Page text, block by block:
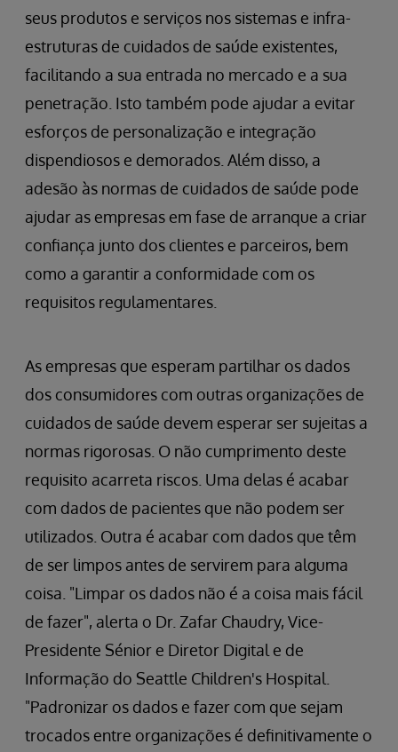
seus produtos e serviços nos sistemas e infra-
estruturas de cuidados de saúde existentes,
facilitando a sua entrada no mercado e a sua
penetração. Isto também pode ajudar a evitar
esforços de personalização e integração
dispendiosos e demorados. Além disso, a
adesão às normas de cuidados de saúde pode
ajudar as empresas em fase de arranque a criar
confiança junto dos clientes e parceiros, bem
como a garantir a conformidade com os
requisitos regulamentares.
As empresas que esperam partilhar os dados
dos consumidores com outras organizações de
cuidados de saúde devem esperar ser sujeitas a
normas rigorosas. O não cumprimento deste
requisito acarreta riscos. Uma delas é acabar
com dados de pacientes que não podem ser
utilizados. Outra é acabar com dados que têm
de ser limpos antes de servirem para alguma
coisa. "Limpar os dados não é a coisa mais fácil
de fazer", alerta o Dr. Zafar Chaudry, Vice-
Presidente Sénior e Diretor Digital e de
Informação do Seattle Children's Hospital.
"Padronizar os dados e fazer com que sejam
trocados entre organizações é definitivamente o